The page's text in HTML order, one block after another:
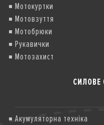
Мотокуртки
Мотовзуття
Мотобрюки
Рукавички
Мотозахист
СИЛОВЕ
Акумуляторна техніка